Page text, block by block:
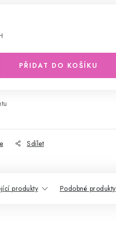
PŘIDAT DO KOŠÍKU
Sdílet
produkty Podobné produkty